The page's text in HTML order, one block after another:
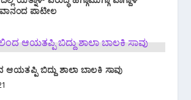
ಪಾಟೀಲ
ಆಯತಪ್ಪಿ ಬಿದ್ದು ಶಾಲಾ ಬಾಲಕಿ ಸಾವು